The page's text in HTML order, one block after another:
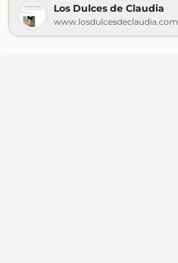
Los Dulces de Claudia
www.losdulcesdeclaudia.com